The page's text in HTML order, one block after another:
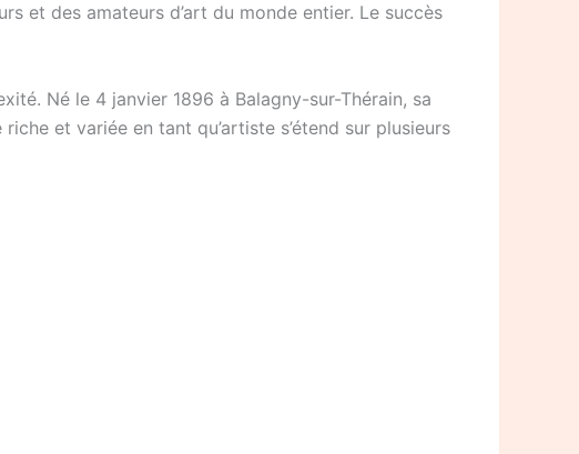
et des amateurs d’art du monde entier. Le succès
Né le 4 janvier 1896 à Balagny-sur-Thérain, sa
et variée en tant qu’artiste s’étend sur plusieurs